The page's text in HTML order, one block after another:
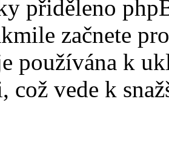
přiděleno
začnete
používána k
což vede k